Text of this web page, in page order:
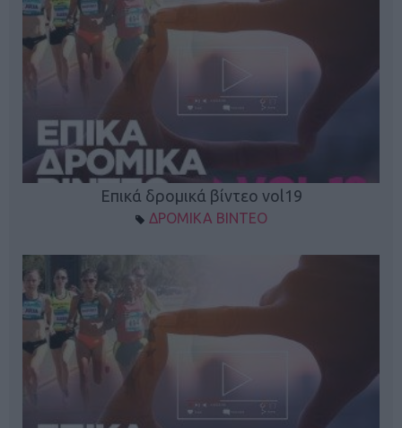
Επικά δρομικά βίντεο vol19
ΔΡΟΜΙΚΑ ΒΙΝΤΕΟ